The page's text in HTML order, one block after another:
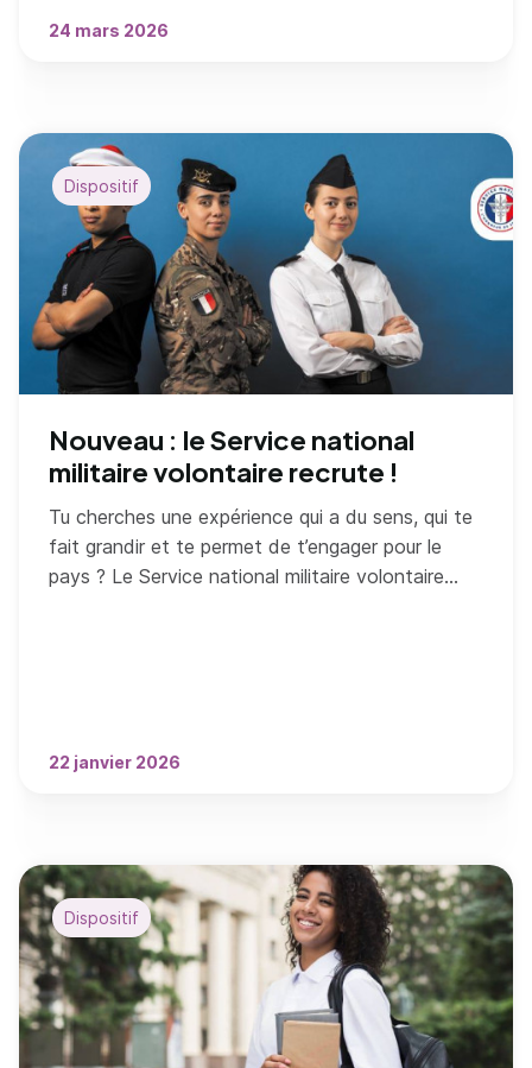
24 mars 2026
Nouveau : le Service national
militaire volontaire recrute !
Tu cherches une expérience qui a du sens, qui te
fait grandir et te permet de t’engager pour le
pays ? Le Service national militaire volontaire
22 janvier 2026
Dispositif
Dispositif